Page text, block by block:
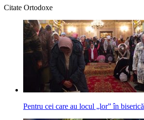
Citate Ortodoxe
Pentru cei care au locul „lor” în biserică